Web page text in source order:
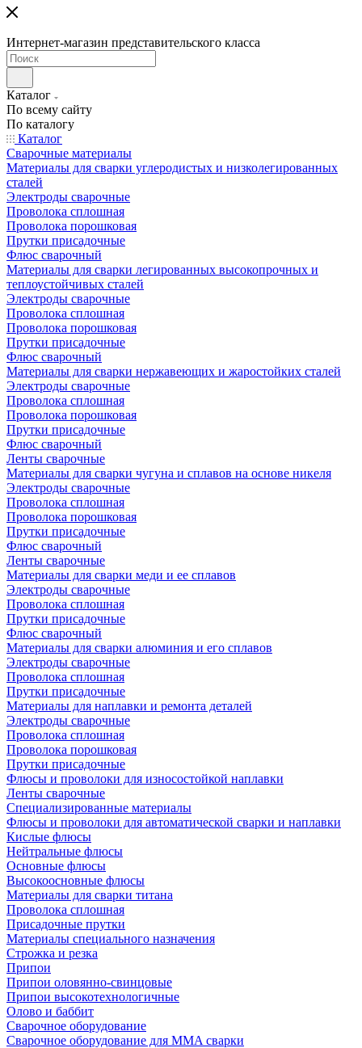
Интернет-магазин представительского класса
Каталог
По всему сайту
По каталогу
Каталог
Сварочные материалы
Материалы для сварки углеродистых и низколегированных
сталей
Электроды сварочные
Проволока сплошная
Проволока порошковая
Прутки присадочные
Флюс сварочный
Материалы для сварки легированных высокопрочных и
теплоустойчивых сталей
Электроды сварочные
Проволока сплошная
Проволока порошковая
Прутки присадочные
Флюс сварочный
Материалы для сварки нержавеющих и жаростойких сталей
Электроды сварочные
Проволока сплошная
Проволока порошковая
Прутки присадочные
Флюс сварочный
Ленты сварочные
Материалы для сварки чугуна и сплавов на основе никеля
Электроды сварочные
Проволока сплошная
Проволока порошковая
Прутки присадочные
Флюс сварочный
Ленты сварочные
Материалы для сварки меди и ее сплавов
Электроды сварочные
Проволока сплошная
Прутки присадочные
Флюс сварочный
Материалы для сварки алюминия и его сплавов
Электроды сварочные
Проволока сплошная
Прутки присадочные
Материалы для наплавки и ремонта деталей
Электроды сварочные
Проволока сплошная
Проволока порошковая
Прутки присадочные
Флюсы и проволоки для износостойкой наплавки
Ленты сварочные
Специализированные материалы
Флюсы и проволоки для автоматической сварки и наплавки
Кислые флюсы
Нейтральные флюсы
Основные флюсы
Высокоосновные флюсы
Материалы для сварки титана
Проволока сплошная
Присадочные прутки
Материалы специального назначения
Строжка и резка
Припои
Припои оловянно-свинцовые
Припои высокотехнологичные
Олово и баббит
Сварочное оборудование
Сварочное оборудование для MMA сварки